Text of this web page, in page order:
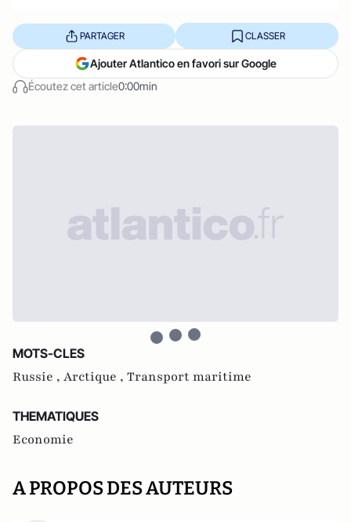
Écoutez cet article0:00min
PARTAGER CLASSER
Ajouter Atlantico en favori sur Google
MOTS-CLES
Russie , Arctique , Transport maritime
THEMATIQUES
Economie
A PROPOS DES AUTEURS